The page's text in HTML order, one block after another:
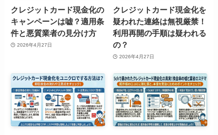
クレジットカード現金化の
キャンペーンは嘘？適用条
件と悪質業者の見分け方
2026年4月27日
クレジットカード現金化を
疑われた連絡は無視厳禁！
利用再開の手順は疑われる
の？
2026年4月27日